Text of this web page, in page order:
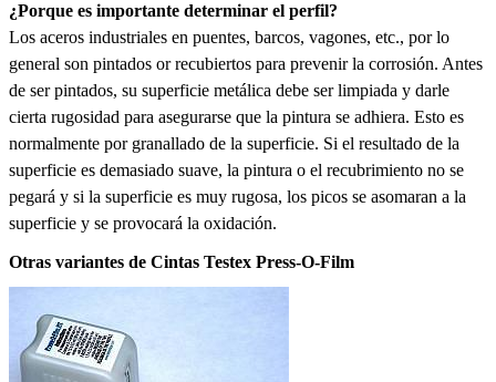
¿Porque es importante determinar el perfil?
Los aceros industriales en puentes, barcos, vagones, etc., por lo
general son pintados or recubiertos para prevenir la corrosión. Antes
de ser pintados, su superficie metálica debe ser limpiada y darle
cierta rugosidad para asegurarse que la pintura se adhiera. Esto es
normalmente por granallado de la superficie. Si el resultado de la
superficie es demasiado suave, la pintura o el recubrimiento no se
pegará y si la superficie es muy rugosa, los picos se asomaran a la
superficie y se provocará la oxidación.
Otras variantes de Cintas Testex Press-O-Film